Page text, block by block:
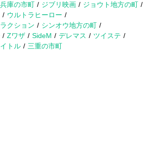
兵庫の市町 ジブリ映画
ジョウト地方の町
ウルトラヒーロー
クション
シンオウ地方の町
Zワザ SideM デレマス
ツイステ
トル
三重の市町